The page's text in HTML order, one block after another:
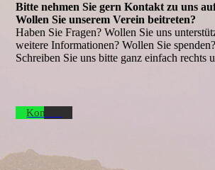
Bitte nehmen Sie gern Kontakt zu uns
Wollen Sie unserem Verein beitreten?
Haben Sie Fragen? Wollen Sie uns
weitere Informationen? Wollen Sie spenden?
Schreiben Sie uns bitte ganz einfach rechts
Kontakt